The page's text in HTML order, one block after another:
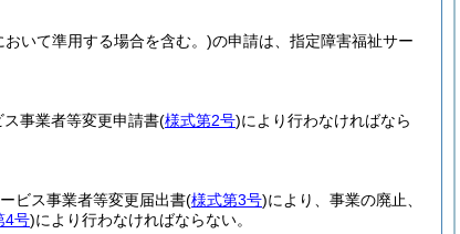
いて準用する場合を含む。)の申請は、指定障害福祉サー
事業者等変更申請書(様式第2号)により行わなければなら
ビス事業者等変更届出書(様式第3号)により、事業の廃止、
4号)により行わなければならない。